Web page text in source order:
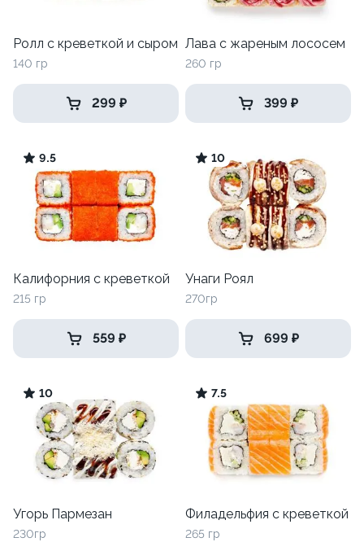
Ролл с креветкой и сыром
140 гр
299 ₽
Лава с жареным лососем
260 гр
399 ₽
9.5
Калифорния с креветкой
215 гр
559 ₽
10
Унаги Роял
270гр
699 ₽
10
Угорь Пармезан
230гр
7.5
Филадельфия с креветкой
265 гр